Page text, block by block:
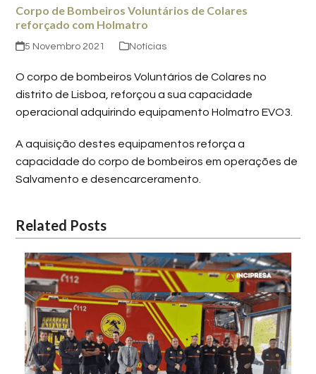
Corpo de Bombeiros Voluntários de Colares
reforçado com Holmatro
5 Novembro 2021 Notícias
O corpo de bombeiros Voluntários de Colares no
distrito de Lisboa, reforçou a sua capacidade
operacional adquirindo equipamento Holmatro EVO3.
A aquisição destes equipamentos reforça a
capacidade do corpo de bombeiros em operações de
Salvamento e desencarceramento.
Related Posts